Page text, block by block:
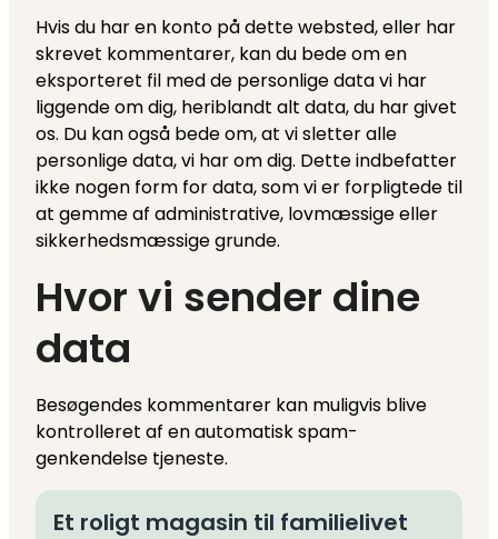
Hvis du har en konto på dette websted, eller har
skrevet kommentarer, kan du bede om en
eksporteret fil med de personlige data vi har
liggende om dig, heriblandt alt data, du har givet
os. Du kan også bede om, at vi sletter alle
personlige data, vi har om dig. Dette indbefatter
ikke nogen form for data, som vi er forpligtede til
at gemme af administrative, lovmæssige eller
sikkerhedsmæssige grunde.
Hvor vi sender dine
data
Besøgendes kommentarer kan muligvis blive
kontrolleret af en automatisk spam-
genkendelse tjeneste.
Et roligt magasin til familielivet